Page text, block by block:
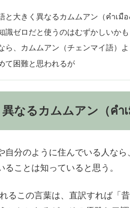
と大きく異なるカムムアン（คำเมือ
識ゼロだと使うのはむずかしいかも
ら、カムムアン（チェンマイ語）
て困難と思われるが
なるカムムアン（คำเ
自分のように住んでいる人な
ことは知っていると思う。
るこの言葉は、直訳すれば「